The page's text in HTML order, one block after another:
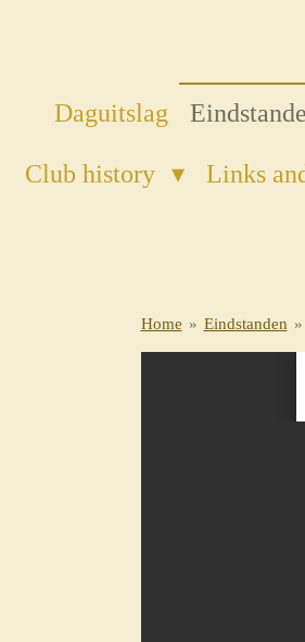
hoofdinhoud
Daguitslag
Club history Links
Home » Eindstanden »